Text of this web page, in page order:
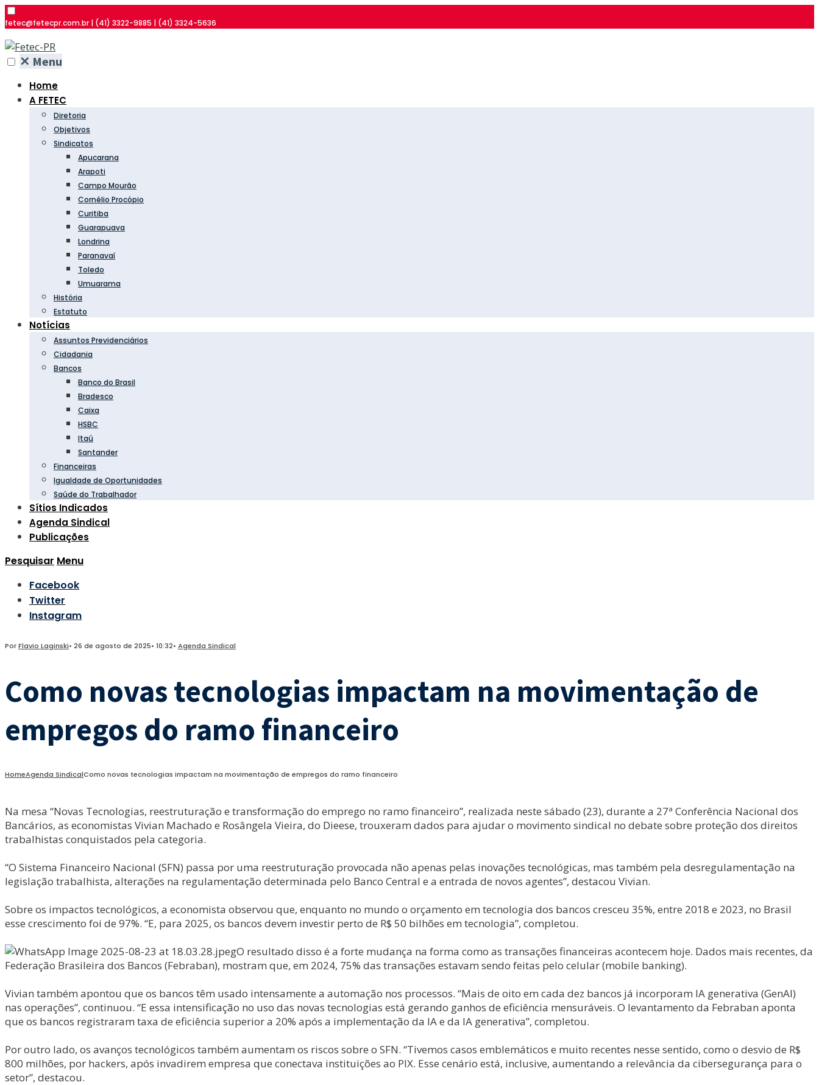
fetec@fetecpr.com.br | (41) 3322-9885 | (41) 3324-5636
✕ Menu
Home
A FETEC
Diretoria
Objetivos
Sindicatos
Apucarana
Arapoti
Campo Mourão
Cornélio Procópio
Curitiba
Guarapuava
Londrina
Paranavaí
Toledo
Umuarama
História
Estatuto
Notícias
Assuntos Previdenciários
Cidadania
Bancos
Banco do Brasil
Bradesco
Caixa
HSBC
Itaú
Santander
Financeiras
Igualdade de Oportunidades
Saúde do Trabalhador
Sítios Indicados
Agenda Sindical
Publicações
Pesquisar Menu
Facebook
Twitter
Instagram
PorFlavio Laginski• 26 de agosto de 2025• 10:32• Agenda Sindical
Como novas tecnologias impactam na movimentação de
empregos do ramo financeiro
HomeAgenda SindicalComo novas tecnologias impactam na movimentação de empregos do ramo financeiro
Na mesa “Novas Tecnologias, reestruturação e transformação do emprego no ramo financeiro”, realizada neste sábado (23), durante a 27ª Conferência Nacional dos
Bancários, as economistas Vivian Machado e Rosângela Vieira, do Dieese, trouxeram dados para ajudar o movimento sindical no debate sobre proteção dos direitos
trabalhistas conquistados pela categoria.
“O Sistema Financeiro Nacional (SFN) passa por uma reestruturação provocada não apenas pelas inovações tecnológicas, mas também pela desregulamentação na
legislação trabalhista, alterações na regulamentação determinada pelo Banco Central e a entrada de novos agentes”, destacou Vivian.
Sobre os impactos tecnológicos, a economista observou que, enquanto no mundo o orçamento em tecnologia dos bancos cresceu 35%, entre 2018 e 2023, no Brasil
esse crescimento foi de 97%. “E, para 2025, os bancos devem investir perto de R$ 50 bilhões em tecnologia”, completou.
O resultado disso é a forte mudança na forma como as transações financeiras acontecem hoje. Dados mais recentes, da
Federação Brasileira dos Bancos (Febraban), mostram que, em 2024, 75% das transações estavam sendo feitas pelo celular (mobile banking).
Vivian também apontou que os bancos têm usado intensamente a automação nos processos. “Mais de oito em cada dez bancos já incorporam IA generativa (GenAI)
nas operações”, continuou. “E essa intensificação no uso das novas tecnologias está gerando ganhos de eficiência mensuráveis. O levantamento da Febraban aponta
que os bancos registraram taxa de eficiência superior a 20% após a implementação da IA e da IA generativa”, completou.
Por outro lado, os avanços tecnológicos também aumentam os riscos sobre o SFN. “Tivemos casos emblemáticos e muito recentes nesse sentido, como o desvio de R$
800 milhões, por hackers, após invadirem empresa que conectava instituições ao PIX. Esse cenário está, inclusive, aumentando a relevância da cibersegurança para o
setor”, destacou.